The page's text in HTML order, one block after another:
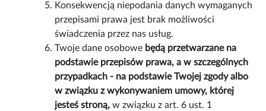
Konsekwencją niepodania danych wymaganych
przepisami prawa jest brak możliwości
świadczenia przez nas usług.
Twoje dane osobowe będą przetwarzane na
podstawie przepisów prawa, a w szczególnych
przypadkach - na podstawie Twojej zgody albo
w związku z wykonywaniem umowy, której
jesteś stroną,w związku z art. 6 ust. 1